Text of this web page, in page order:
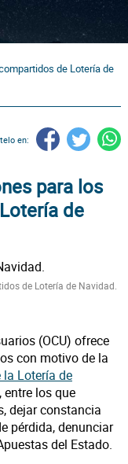
de Lotería de
en:
para los
de
de Lotería de Navidad.
(OCU) ofrece
con motivo de la
Lotería de
los que
dejar constancia
pérdida, denunciar
del Estado.